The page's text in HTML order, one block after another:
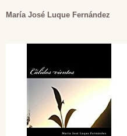
María José Luque Fernández